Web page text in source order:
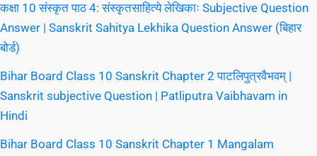
कक्षा 10 संस्कृत पाठ 4: संस्कृतसाहित्ये लेखिकाः Subjective Question
Answer | Sanskrit Sahitya Lekhika Question Answer (बिहार
बोर्ड)
Bihar Board Class 10 Sanskrit Chapter 2 पाटलिपुत्रवैभवम् |
Sanskrit subjective Question | Patliputra Vaibhavam in
Hindi
Bihar Board Class 10 Sanskrit Chapter 1 Mangalam